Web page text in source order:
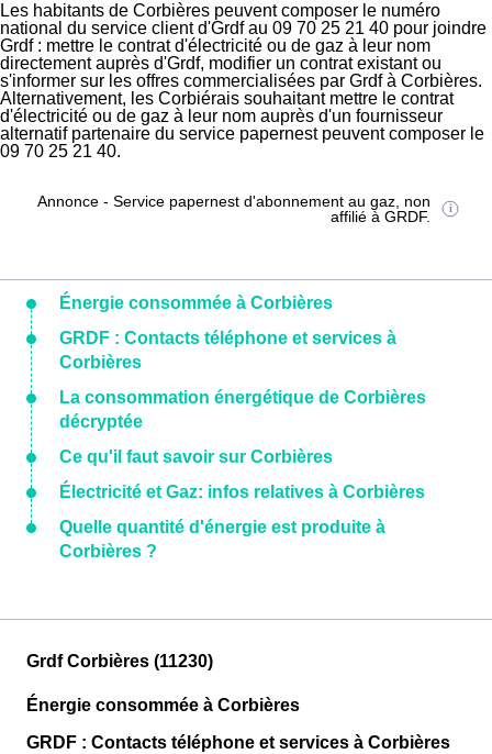
Les habitants de Corbières peuvent composer le numéro
national du service client d'Grdf au 09 70 25 21 40 pour joindre
Grdf : mettre le contrat d'électricité ou de gaz à leur nom
directement auprès d'Grdf, modifier un contrat existant ou
s'informer sur les offres commercialisées par Grdf à Corbières.
Alternativement, les Corbiérais souhaitant mettre le contrat
d'électricité ou de gaz à leur nom auprès d'un fournisseur
alternatif partenaire du service papernest peuvent composer le
09 70 25 21 40.
Annonce - Service papernest d'abonnement au gaz, non
affilié à GRDF.
Énergie consommée à Corbières
GRDF : Contacts téléphone et services à
Corbières
La consommation énergétique de Corbières
décryptée
Ce qu'il faut savoir sur Corbières
Électricité et Gaz: infos relatives à Corbières
Quelle quantité d'énergie est produite à
Corbières ?
Grdf Corbières (11230)
Énergie consommée à Corbières
GRDF : Contacts téléphone et services à Corbières